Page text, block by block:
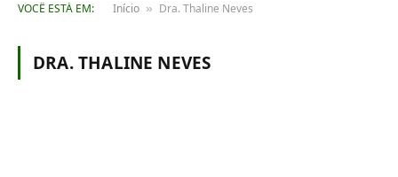
VOCÊ ESTÁ EM: Início » Dra. Thaline Neves
DRA. THALINE NEVES